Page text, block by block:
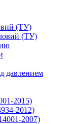
(ТУ)
(ТУ)
давлением
2015)
2012)
2007)